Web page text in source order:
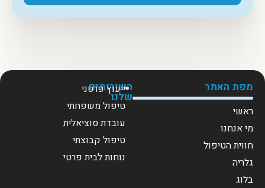
מפת האתר
ראשי
מי אנחנו
חווית הטיפול
גלריה
בלוג
השירותים
שלנו
ייעוץ פרטני
טיפול משפחתי
עובדת סוציאלית
טיפול קבוצתי
נוחות לבית פרטי